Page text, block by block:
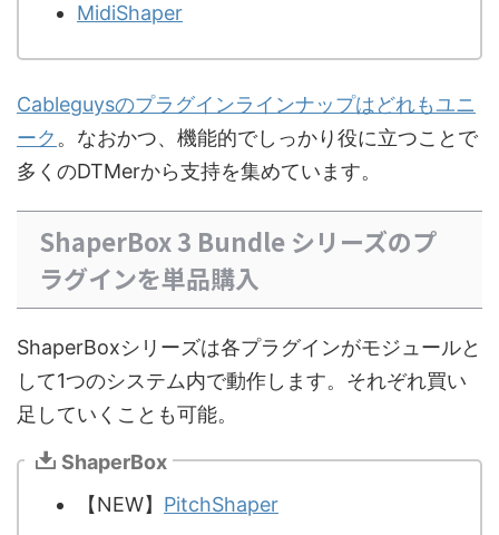
MidiShaper
Cableguysのプラグインラインナップはどれもユニ
ーク 。なおかつ、機能的でしっかり役に立つことで
多くのDTMerから支持を集めています。
ShaperBox 3 Bundle シリーズのプ
ラグインを単品購入
ShaperBoxシリーズは各プラグインがモジュールと
して1つのシステム内で動作します。それぞれ買い
足していくことも可能。
ShaperBox
【NEW】 PitchShaper